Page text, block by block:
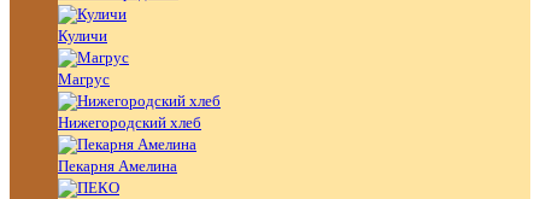
Куличи
Магрус
Нижегородский хлеб
Пекарня Амелина